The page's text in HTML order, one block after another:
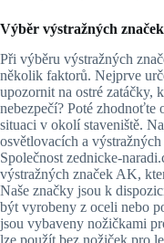
Výběr výstražných
Při výběru výstražných
několik faktorů. Nejprve
upozornit na ostré zatáčky,
nebezpečí? Poté
situaci v okolí staveniště.
osvětlovacích a
Společnost zednicke-
výstražných značek AK,
Naše značky jsou k
být vyrobeny z oceli nebo
jsou vybaveny nožičkami
lze použít bez nožiček pro